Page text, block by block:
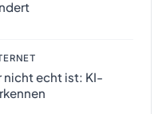
nicht echt ist: KI-